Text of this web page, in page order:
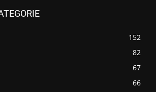
152
82
67
66